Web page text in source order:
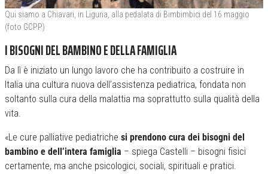
Qui siamo a Chiavari, in Liguria, alla pedalata di Bimbimbici del 16 maggio
(foto GCPP)
I BISOGNI DEL BAMBINO E DELLA FAMIGLIA
Da lì è iniziato un lungo lavoro che ha contribuito a costruire in
Italia una cultura nuova dell’assistenza pediatrica, fondata non
soltanto sulla cura della malattia ma soprattutto sulla qualità della
vita.
«Le cure palliative pediatriche si prendono cura dei bisogni del
bambino e dell’intera famiglia – spiega Castelli – bisogni fisici
certamente, ma anche psicologici, sociali, spirituali e pratici.